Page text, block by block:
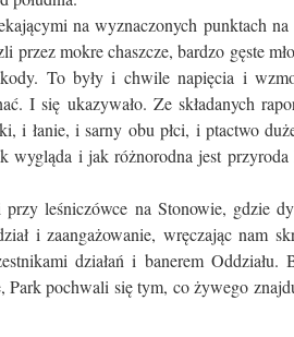
na wyznaczonych punktach
przez mokre chaszcze, bardzo gęste
To były i chwile napięcia i
I się ukazywało. Ze składanych
i łanie, i sarny obu płci, i ptactwo
wygląda i jak różnorodna jest przyroda
przy leśniczówce na Stonowie, gdzie
i zaangażowanie, wręczając nam
działań i banerem Oddziału.
Park pochwali się tym, co żywego